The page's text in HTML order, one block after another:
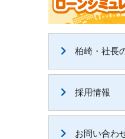
柏崎・社長
採用情報
お問い合わ